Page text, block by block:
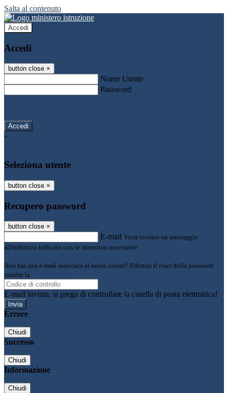
Salta al contenuto
Accedi
Accedi
button close ×
Nome Utente
Password
-
Seleziona utente
button close ×
Recupero password
button close ×
E-mail Verrà inviato un messaggio
all'indirizzo indicato con le istruzioni necessarie.
Non hai una e-mail associata al nome utente? Effettua il reset della password
tramite la
E-mail inviata, si prega di controllare la casella di posta elettronica!
Errore
Chiudi
Successo
Chiudi
Informazione
Chiudi